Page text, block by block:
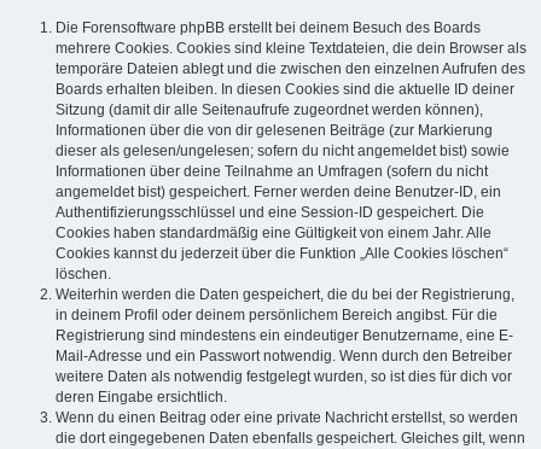
Die Forensoftware phpBB erstellt bei deinem Besuch des Boards
mehrere Cookies. Cookies sind kleine Textdateien, die dein Browser als
temporäre Dateien ablegt und die zwischen den einzelnen Aufrufen des
Boards erhalten bleiben. In diesen Cookies sind die aktuelle ID deiner
Sitzung (damit dir alle Seitenaufrufe zugeordnet werden können),
Informationen über die von dir gelesenen Beiträge (zur Markierung
dieser als gelesen/ungelesen; sofern du nicht angemeldet bist) sowie
Informationen über deine Teilnahme an Umfragen (sofern du nicht
angemeldet bist) gespeichert. Ferner werden deine Benutzer-ID, ein
Authentifizierungsschlüssel und eine Session-ID gespeichert. Die
Cookies haben standardmäßig eine Gültigkeit von einem Jahr. Alle
Cookies kannst du jederzeit über die Funktion „Alle Cookies löschen“
löschen.
Weiterhin werden die Daten gespeichert, die du bei der Registrierung,
in deinem Profil oder deinem persönlichem Bereich angibst. Für die
Registrierung sind mindestens ein eindeutiger Benutzername, eine E-
Mail-Adresse und ein Passwort notwendig. Wenn durch den Betreiber
weitere Daten als notwendig festgelegt wurden, so ist dies für dich vor
deren Eingabe ersichtlich.
Wenn du einen Beitrag oder eine private Nachricht erstellst, so werden
die dort eingegebenen Daten ebenfalls gespeichert. Gleiches gilt, wenn